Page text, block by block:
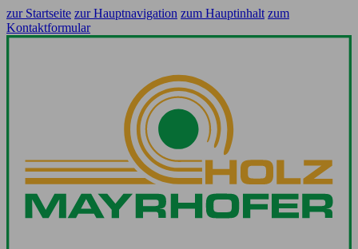
zur Startseite zur Hauptnavigation zum Hauptinhalt zum
Kontaktformular